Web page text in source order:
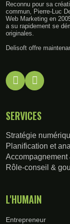
Reconnu pour sa
commun, Pierre-Luc
Web Marketing en
a su rapidement se
originales.
Delisoft offre
SERVICES
Stratégie
Planification et
Accompagnement
Rôle-conseil &
L'HUMAIN
Entrepreneur